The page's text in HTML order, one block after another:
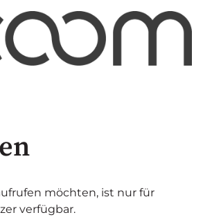
möchten, ist nur für
verfügbar.